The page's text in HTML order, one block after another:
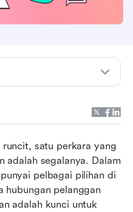
satu perkara yang
adalah segalanya. Dalam
pelbagai pilihan di
hubungan pelanggan
adalah kunci untuk
dan mengapa ia
pada tahun
CRM runcit terbaik